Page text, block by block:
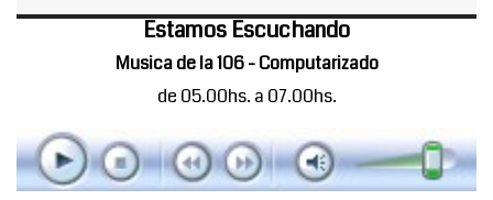
Estamos Escuchando
Musica de la 106 - Computarizado
de 05.00hs. a 07.00hs.